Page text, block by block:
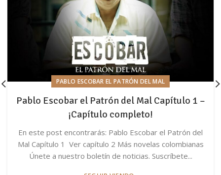
PABLO ESCOBAR EL PATRÓN DEL MAL
Pablo Escobar el Patrón del Mal Capítulo 1 –
¡Capítulo completo!
En este post encontrarás: Pablo Escobar el Patrón del
Mal Capítulo 1 Ver capítulo 2 Más novelas colombianas
Únete a nuestro boletín de noticias. Suscríbete...